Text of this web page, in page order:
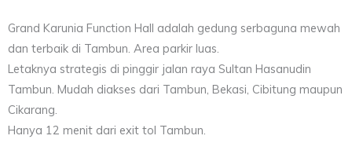
Grand Karunia Function Hall adalah gedung serbaguna mewah
dan terbaik di Tambun. Area parkir luas.
Letaknya strategis di pinggir jalan raya Sultan Hasanudin
Tambun. Mudah diakses dari Tambun, Bekasi, Cibitung maupun
Cikarang.
Hanya 12 menit dari exit tol Tambun.